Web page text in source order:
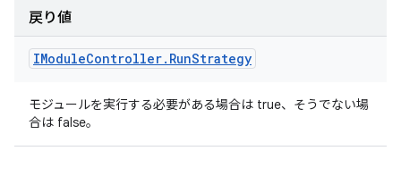
戻り値
IModuleController. RunStrategy
モジュールを実行する必要がある場合は true、そうでない場
合は false。